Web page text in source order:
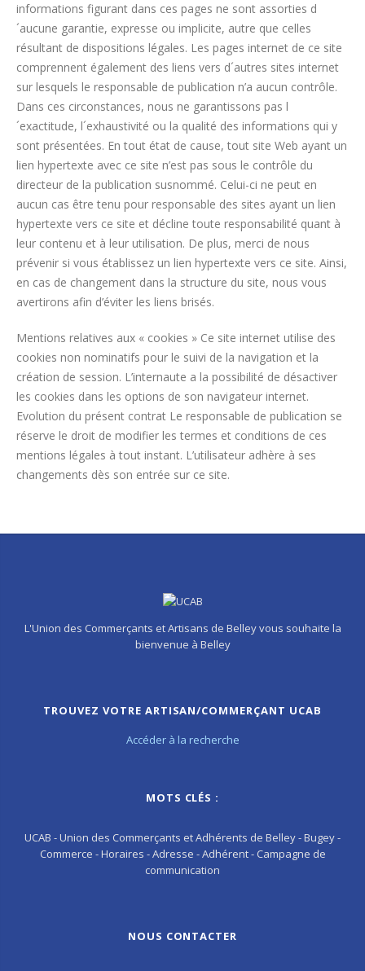
informations figurant dans ces pages ne sont assorties d
´aucune garantie, expresse ou implicite, autre que celles
résultant de dispositions légales. Les pages internet de ce site
comprennent également des liens vers d´autres sites internet
sur lesquels le responsable de publication n’a aucun contrôle.
Dans ces circonstances, nous ne garantissons pas l
´exactitude, l´exhaustivité ou la qualité des informations qui y
sont présentées. En tout état de cause, tout site Web ayant un
lien hypertexte avec ce site n’est pas sous le contrôle du
directeur de la publication susnommé. Celui-ci ne peut en
aucun cas être tenu pour responsable des sites ayant un lien
hypertexte vers ce site et décline toute responsabilité quant à
leur contenu et à leur utilisation. De plus, merci de nous
prévenir si vous établissez un lien hypertexte vers ce site. Ainsi,
en cas de changement dans la structure du site, nous vous
avertirons afin d’éviter les liens brisés.
Mentions relatives aux « cookies » Ce site internet utilise des
cookies non nominatifs pour le suivi de la navigation et la
création de session. L’internaute a la possibilité de désactiver
les cookies dans les options de son navigateur internet.
Evolution du présent contrat Le responsable de publication se
réserve le droit de modifier les termes et conditions de ces
mentions légales à tout instant. L’utilisateur adhère à ses
changements dès son entrée sur ce site.
L'Union des Commerçants et Artisans de Belley vous souhaite la
bienvenue à Belley
TROUVEZ VOTRE ARTISAN/COMMERÇANT UCAB
Accéder à la recherche
MOTS CLÉS :
UCAB - Union des Commerçants et Adhérents de Belley - Bugey -
Commerce - Horaires - Adresse - Adhérent - Campagne de
communication
NOUS CONTACTER